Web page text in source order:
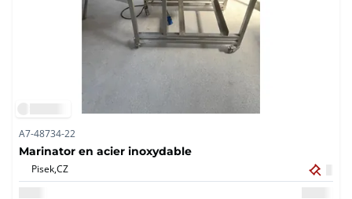
A7-48734-22
Marinator en acier inoxydable
Pisek,CZ